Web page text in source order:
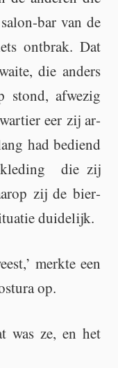
bar van de
ont­brak. Dat
die an­ders
stond, af­we­zig
eer zij ar­
had be­diend
kle­ding die zij
zij de bier­
dui­de­lijk.
merk­te een
op.
was ze, en het